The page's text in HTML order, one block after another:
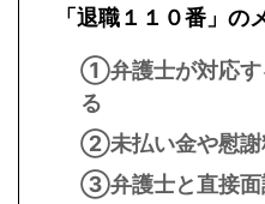
「退職１１０番」の
①弁護士が対応す
る
②未払い金や慰謝
③弁護士と直接面